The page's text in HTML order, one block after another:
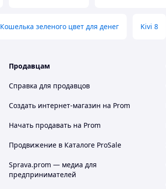
Кошелька зеленого цвет для денег Kivi 8
Продавцам
Справка для продавцов
Создать интернет-магазин на Prom
Начать продавать на Prom
Продвижение в Каталоге ProSale
Sprava.prom — медиа для
предпринимателей